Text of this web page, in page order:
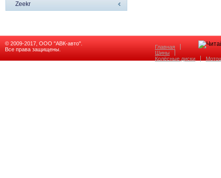
Zeekr
© 2009-2017, ООО "АВК-авто".
Все права защищены.
Главная
Шины
Колёсные диски